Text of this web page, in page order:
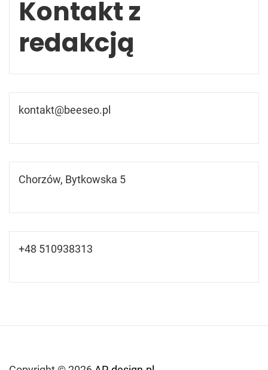
Kontakt z
redakcją
kontakt@beeseo.pl
Chorzów, Bytkowska 5
+48 510938313